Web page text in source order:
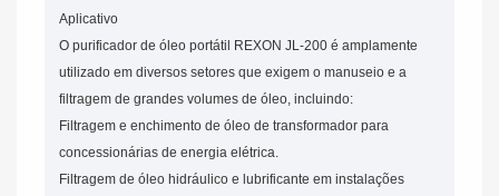
Aplicativo
O purificador de óleo portátil REXON JL-200 é amplamente
utilizado em diversos setores que exigem o manuseio e a
filtragem de grandes volumes de óleo, incluindo:
Filtragem e enchimento de óleo de transformador para
concessionárias de energia elétrica.
Filtragem de óleo hidráulico e lubrificante em instalações